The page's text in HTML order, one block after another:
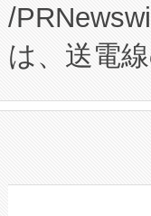
プログラ
に関する
構造化ト
上げおよ
設備整備
た。
定、統合
安全性を
増加して
る電力網
事業者の
/
は、送電
や穀物倉
リューシ
したAvia
狭視野の